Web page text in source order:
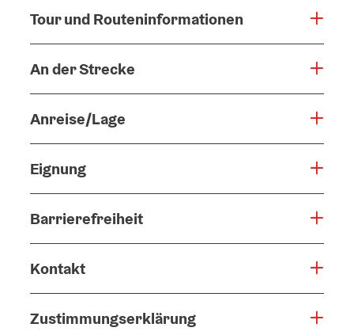
Tour und Routeninformationen
An der Strecke
Anreise/Lage
Eignung
Barrierefreiheit
Kontakt
Zustimmungserklärung